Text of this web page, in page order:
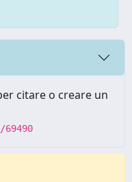
citare o creare un